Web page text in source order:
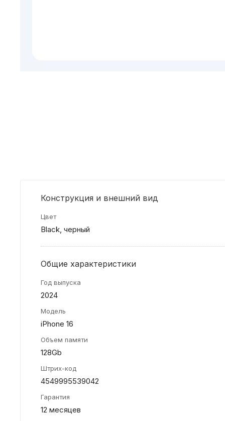
Конструкция и внешний вид
Цвет
Black, черный
Общие характеристики
Год выпуска
2024
Модель
iPhone 16
Объем памяти
128Gb
Штрих-код
4549995539042
Гарантия
12 месяцев